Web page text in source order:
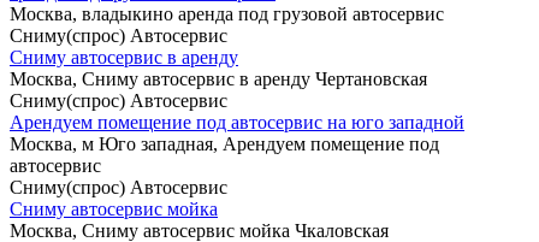
Москва, владыкино аренда под грузовой автосервис
Сниму(спрос) Автосервис
Сниму автосервис в аренду
Москва, Сниму автосервис в аренду Чертановская
Сниму(спрос) Автосервис
Арендуем помещение под автосервис на юго западной
Москва, м Юго западная, Арендуем помещение под
автосервис
Сниму(спрос) Автосервис
Сниму автосервис мойка
Москва, Сниму автосервис мойка Чкаловская